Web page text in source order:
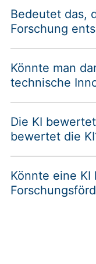
Bedeutet das,
Forschung
Könnte man
technische
Die KI
bewertet die
Könnte eine